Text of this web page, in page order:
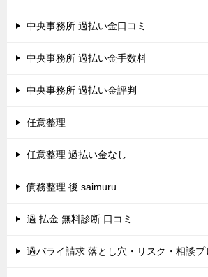
中央事務所 過払い金口コミ
中央事務所 過払い金手数料
中央事務所 過払い金評判
任意整理
任意整理 過払い金なし
債務整理 後 saimuru
過 払金 無料診断 口コミ
過バライ請求 落とし穴・リスク・相談プ